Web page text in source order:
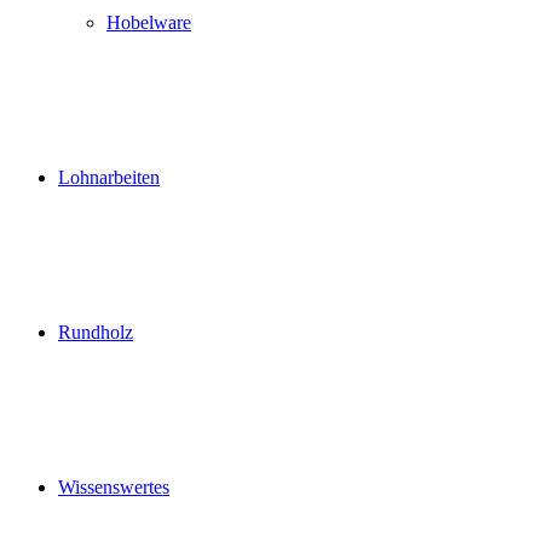
Hobelware
Lohnarbeiten
Rundholz
Wissenswertes